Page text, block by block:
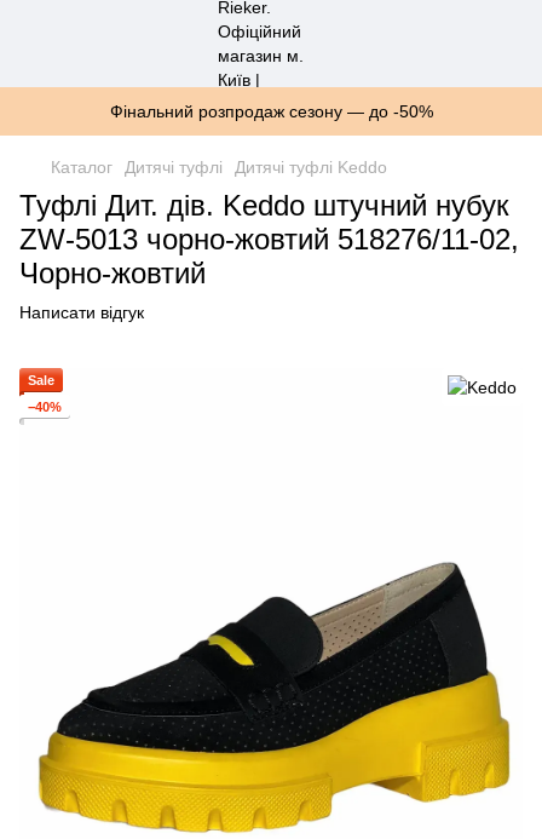
Фінальний розпродаж сезону — до -50%
Каталог Дитячі туфлі Дитячі туфлі Keddo
Туфлі Дит. дів. Keddo штучний нубук
ZW-5013 чорно-жовтий 518276/11-02,
Чорно-жовтий
Написати відгук
Sale
−40%